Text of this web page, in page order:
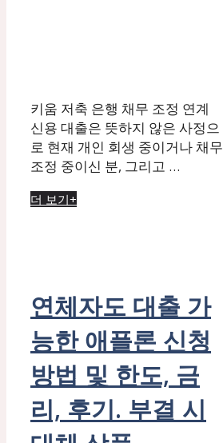
키움 저축 은행 채무 조정 연계
신용 대출은 뜻하지 않은 사정으
로 현재 개인 회생 중이거나 채무
조정 중이신 분, 그리고 …
더 보기+
연체자도 대출 가
능한 애플론 신청
방법 및 한도, 금
리, 후기. 부결 시